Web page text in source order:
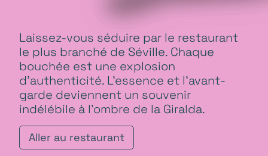
Laissez-vous séduire par le restaurant
le plus branché de Séville. Chaque
bouchée est une explosion
d'authenticité. L'essence et l'avant-
garde deviennent un souvenir
indélébile à l'ombre de la Giralda.
Aller au restaurant